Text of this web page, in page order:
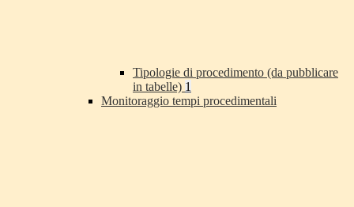
Tipologie di procedimento (da pubblicare
in tabelle) 1
Monitoraggio tempi procedimentali